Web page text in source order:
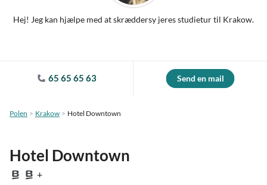
Hej! Jeg kan hjælpe med at skræddersy jeres studietur til Krakow.
65 65 65 63 Send en mail
Polen Krakow Hotel Downtown
Hotel Downtown
+